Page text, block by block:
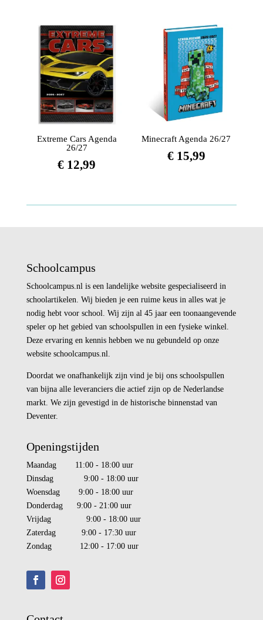
Extreme Cars Agenda
26/27
€ 12,99
Minecraft Agenda 26/27
€15,99
Schoolcampus
Schoolcampus.nl is een landelijke website gespecialiseerd in
schoolartikelen. Wij bieden je een ruime keus in alles wat je
nodig hebt voor school. Wij zijn al 45 jaar een toonaangevende
speler op het gebied van schoolspullen in een fysieke winkel.
Deze ervaring en kennis hebben we nu gebundeld op onze
website schoolcampus.nl.
Doordat we onafhankelijk zijn vind je bij ons schoolspullen
van bijna alle leveranciers die actief zijn op de Nederlandse
markt. We zijn gevestigd in de historische binnenstad van
Deventer.
Openingstijden
Maandag 11:00 - 18:00 uur
Dinsdag 9:00 - 18:00 uur
Woensdag 9:00 - 18:00 uur
Donderdag 9:00 - 21:00 uur
Vrijdag 9:00 - 18:00 uur
Zaterdag 9:00 - 17:30 uur
Zondag 12:00 - 17:00 uur